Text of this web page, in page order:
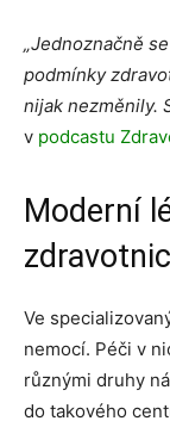
„Jednoznačně
podmínky
nijak nezměnily.
v podcastu
Moderní
Ve
nemocí. Péči v
různými druhy
do takového